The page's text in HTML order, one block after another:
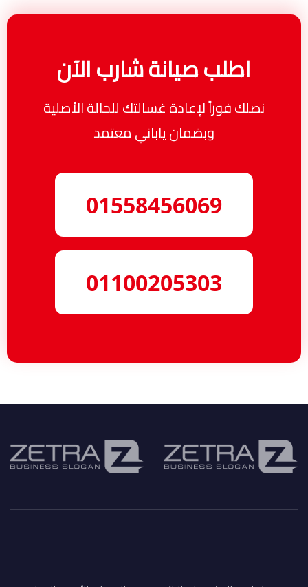
اطلب صيانة شارب الآن
نصلك فوراً لإعادة غسالتك للحالة الأصلية
وبضمان ياباني معتمد
01558456069
01100205303